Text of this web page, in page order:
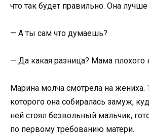
что так будет правильно. Она лучше
— А ты сам что думаешь?
— Да какая разница? Мама плохого
Марина молча смотрела на жениха.
которого она собиралась замуж,
ней стоял безвольный мальчик,
по первому требованию матери.